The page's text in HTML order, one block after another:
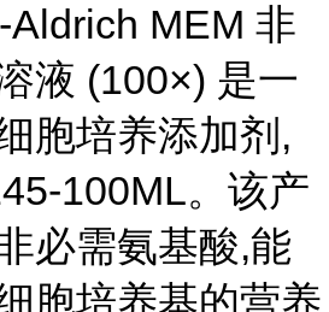
Aldrich MEM 非
液 (100×) 是一
胞培养添加剂,
100ML。该产
必需氨基酸,能
胞培养基的营养